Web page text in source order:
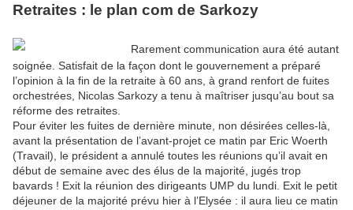
Retraites : le plan com de Sarkozy
Rarement communication aura été autant
soignée. Satisfait de la façon dont le gouvernement a préparé
l’opinion à la fin de la retraite à 60 ans, à grand renfort de fuites
orchestrées, Nicolas Sarkozy a tenu à maîtriser jusqu’au bout sa
réforme des retraites.
Pour éviter les fuites de dernière minute, non désirées celles-là,
avant la présentation de l’avant-projet ce matin par Eric Woerth
(Travail), le président a annulé toutes les réunions qu’il avait en
début de semaine avec des élus de la majorité, jugés trop
bavards ! Exit la réunion des dirigeants UMP du lundi. Exit le petit
déjeuner de la majorité prévu hier à l’Elysée : il aura lieu ce matin